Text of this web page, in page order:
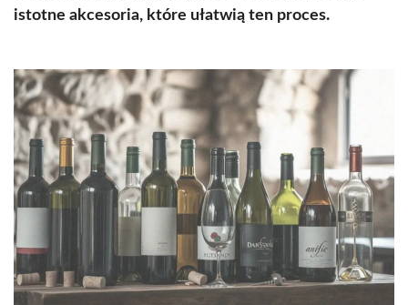
istotne akcesoria, które ułatwią ten proces.